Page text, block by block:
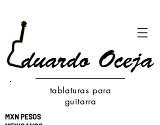
tablaturas para
guitarra
MXN PESOS